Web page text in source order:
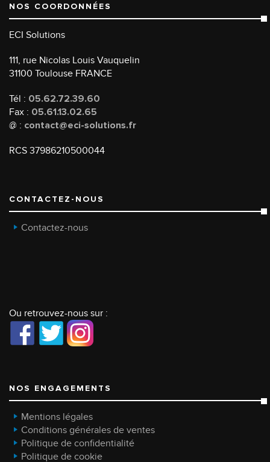
NOS COORDONNÉES
ECI Solutions
111, rue Nicolas Louis Vauquelin
31100 Toulouse FRANCE
Tél : 05.62.72.39.60
Fax : 05.61.13.02.65
@ : contact@eci-solutions.fr
RCS 37986210500044
CONTACTEZ-NOUS
Contactez-nous
Ou retrouvez-nous sur :
NOS ENGAGEMENTS
Mentions légales
Conditions générales de ventes
Politique de confidentialité
Politique de cookie